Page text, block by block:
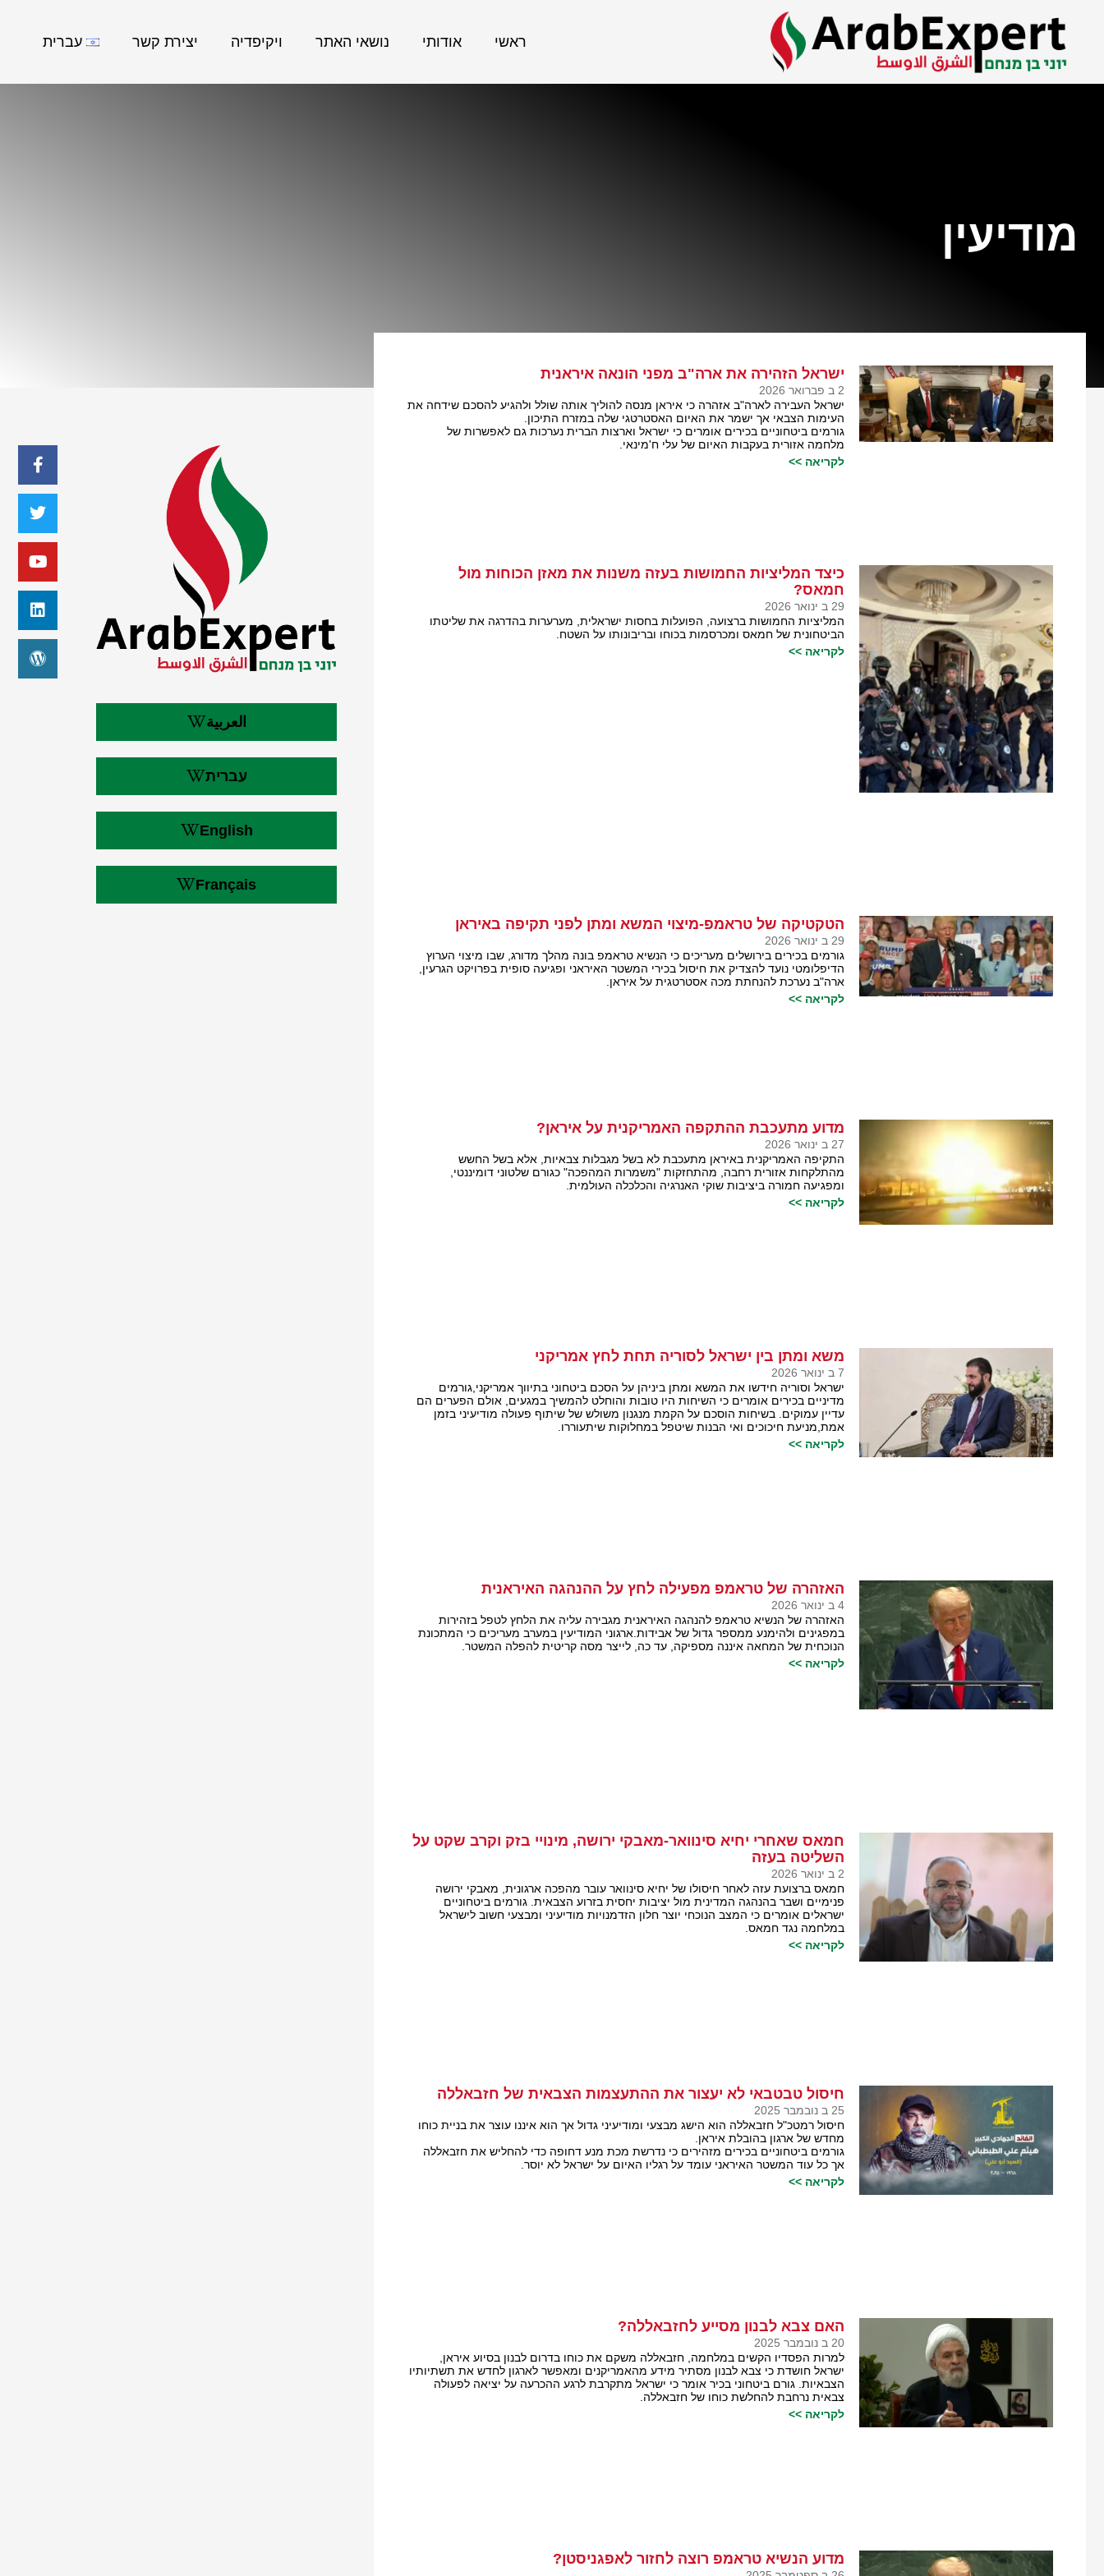
ראשי אודותי נושאי האתר ויקיפדיה יצירת קשר עברית
מודיעין
ישראל הזהירה את ארה"ב מפני הונאה איראנית
2 ב פברואר 2026
ישראל העבירה לארה"ב אזהרה כי איראן מנסה להוליך אותה שולל ולהגיע להסכם שידחה את
העימות הצבאי אך ישמר את האיום האסטרטגי שלה במזרח התיכון.
גורמים ביטחוניים בכירים אומרים כי ישראל וארצות הברית נערכות גם לאפשרות של
מלחמה אזורית בעקבות האיום של עלי ח'מינאי.
לקריאה >>
כיצד המליציות החמושות בעזה משנות את מאזן הכוחות מול
חמאס?
29 ב ינואר 2026
המליציות החמושות ברצועה, הפועלות בחסות ישראלית, מערערות בהדרגה את שליטתו
הביטחונית של חמאס ומכרסמות בכוחו ובריבונותו על השטח.
לקריאה >>
הטקטיקה של טראמפ-מיצוי המשא ומתן לפני תקיפה באיראן
29 ב ינואר 2026
גורמים בכירים בירושלים מעריכים כי הנשיא טראמפ בונה מהלך מדורג, שבו מיצוי הערוץ
הדיפלומטי נועד להצדיק את חיסול בכירי המשטר האיראני ופגיעה סופית בפרויקט הגרעין,
ארה"ב נערכת להנחתת מכה אסטרטגית על איראן.
לקריאה >>
מדוע מתעכבת ההתקפה האמריקנית על איראן?
27 ב ינואר 2026
התקיפה האמריקנית באיראן מתעכבת לא בשל מגבלות צבאיות, אלא בשל החשש
מהתלקחות אזורית רחבה, מהתחזקות "משמרות המהפכה" כגורם שלטוני דומיננטי,
ומפגיעה חמורה ביציבות שוקי האנרגיה והכלכלה העולמית.
לקריאה >>
משא ומתן בין ישראל לסוריה תחת לחץ אמריקני
7 ב ינואר 2026
ישראל וסוריה חידשו את המשא ומתן ביניהן על הסכם ביטחוני בתיווך אמריקני,גורמים
מדיניים בכירים אומרים כי השיחות היו טובות והוחלט להמשיך במגעים, אולם הפערים הם
עדיין עמוקים. בשיחות הוסכם על הקמת מנגנון משולש של שיתוף פעולה מודיעיני בזמן
אמת,מניעת חיכוכים ואי הבנות שיטפל במחלוקות שיתעוררו.
לקריאה >>
האזהרה של טראמפ מפעילה לחץ על ההנהגה האיראנית
4 ב ינואר 2026
האזהרה של הנשיא טראמפ להנהגה האיראנית מגבירה עליה את הלחץ לטפל בזהירות
במפגינים ולהימנע ממספר גדול של אבידות.ארגוני המודיעין במערב מעריכים כי המתכונת
הנוכחית של המחאה איננה מספיקה, עד כה, לייצר מסה קריטית להפלה המשטר.
לקריאה >>
חמאס שאחרי יחיא סינוואר-מאבקי ירושה, מינויי בזק וקרב שקט על
השליטה בעזה
2 ב ינואר 2026
חמאס ברצועת עזה לאחר חיסולו של יחיא סינוואר עובר מהפכה ארגונית, מאבקי ירושה
פנימיים ושבר בהנהגה המדינית מול יציבות יחסית בזרוע הצבאית. גורמים ביטחוניים
ישראלים אומרים כי המצב הנוכחי יוצר חלון הזדמנויות מודיעיני ומבצעי חשוב לישראל
במלחמה נגד חמאס.
לקריאה >>
חיסול טבטבאי לא יעצור את ההתעצמות הצבאית של חזבאללה
25 ב נובמבר 2025
חיסול רמטכ"ל חזבאללה הוא הישג מבצעי ומודיעיני גדול אך הוא איננו עוצר את בניית כוחו
מחדש של ארגון בהובלת איראן.
גורמים ביטחוניים בכירים מזהירים כי נדרשת מכת מנע דחופה כדי להחליש את חזבאללה
אך כל עוד המשטר האיראני עומד על רגליו האיום על ישראל לא יוסר.
לקריאה >>
האם צבא לבנון מסייע לחזבאללה?
20 ב נובמבר 2025
למרות הפסדיו הקשים במלחמה, חזבאללה משקם את כוחו בדרום לבנון בסיוע איראן,
ישראל חושדת כי צבא לבנון מסתיר מידע מהאמריקנים ומאפשר לארגון לחדש את תשתיותיו
הצבאיות. גורם ביטחוני בכיר אומר כי ישראל מתקרבת לרגע ההכרעה על יציאה לפעולה
צבאית נרחבת להחלשת כוחו של חזבאללה.
לקריאה >>
מדוע הנשיא טראמפ רוצה לחזור לאפגניסטן?
العربية
עברית
English
Français